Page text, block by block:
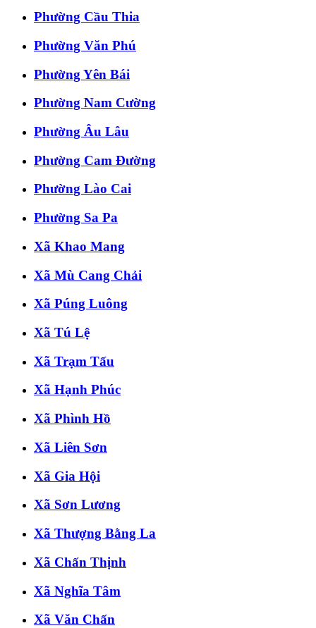
Phường Cầu Thia
Phường Văn Phú
Phường Yên Bái
Phường Nam Cường
Phường Âu Lâu
Phường Cam Đường
Phường Lào Cai
Phường Sa Pa
Xã Khao Mang
Xã Mù Cang Chải
Xã Púng Luông
Xã Tú Lệ
Xã Trạm Tấu
Xã Hạnh Phúc
Xã Phình Hồ
Xã Liên Sơn
Xã Gia Hội
Xã Sơn Lương
Xã Thượng Bằng La
Xã Chấn Thịnh
Xã Nghĩa Tâm
Xã Văn Chấn